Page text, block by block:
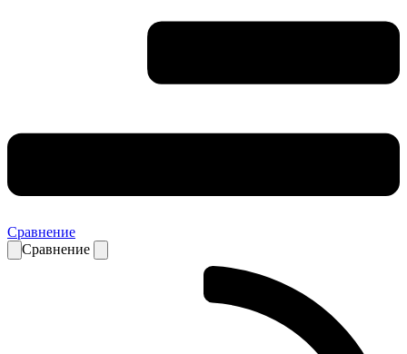
Сравнение
Сравнение